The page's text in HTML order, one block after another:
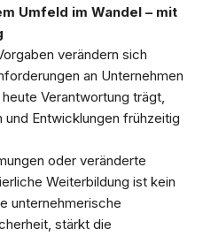
Umfeld im Wandel – mit
verändern sich
an Unternehmen
Verantwortung trägt,
Entwicklungen frühzeitig
oder veränderte
Weiterbildung ist kein
unternehmerische
stärkt die